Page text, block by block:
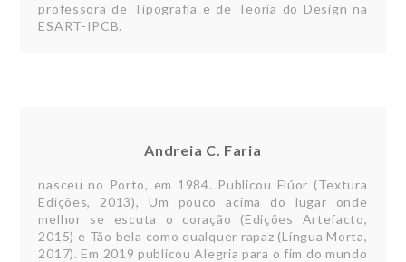
professora de Tipografia e de Teoria do Design na
ESART-IPCB.
Andreia C. Faria
nasceu no Porto, em 1984. Publicou Flúor (Textura
Edições, 2013), Um pouco acima do lugar onde
melhor se escuta o coração (Edições Artefacto,
2015) e Tão bela como qualquer rapaz (Língua Morta,
2017). Em 2019 publicou Alegria para o fim do mundo